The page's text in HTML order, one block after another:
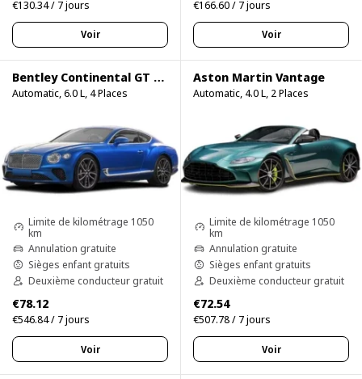
€130.34 / 7 jours
Voir
€166.60 / 7 jours
Voir
Bentley Continental GT Speed
Automatic, 6.0 L, 4 Places
Limite de kilométrage 1050
km
Annulation gratuite
Sièges enfant gratuits
Deuxième conducteur gratuit
€78.12
€546.84 / 7 jours
Voir
Aston Martin Vantage
Automatic, 4.0 L, 2 Places
Limite de kilométrage 1050
km
Annulation gratuite
Sièges enfant gratuits
Deuxième conducteur gratuit
€72.54
€507.78 / 7 jours
Voir